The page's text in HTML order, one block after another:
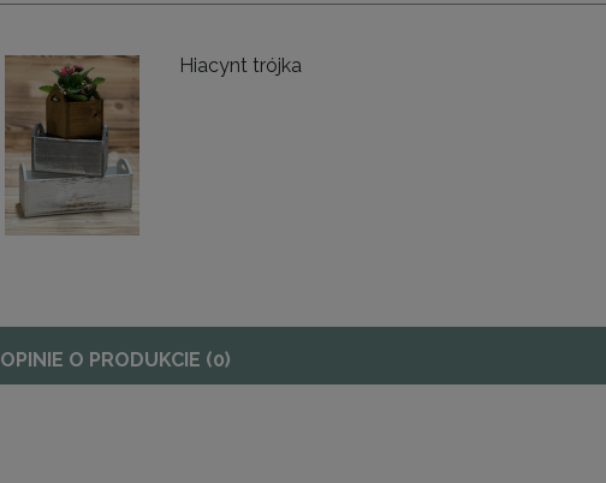
Hiacynt trójka
OPINIE O PRODUKCIE (0)